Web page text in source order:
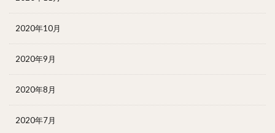
2020年10月
2020年9月
2020年8月
2020年7月